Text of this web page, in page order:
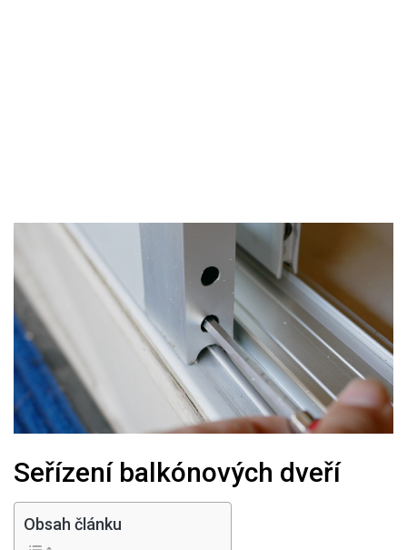
Seřízení balkónových dveří
Obsah článku